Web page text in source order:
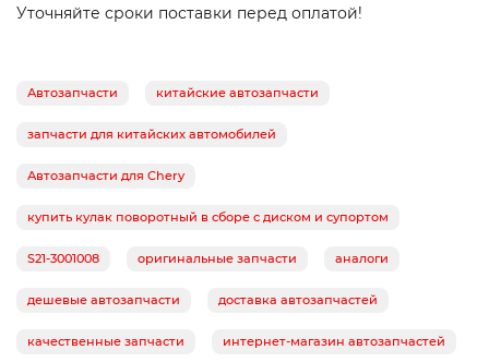
Уточняйте сроки поставки перед оплатой!
Автозапчасти китайские автозапчасти
запчасти для китайских автомобилей
Автозапчасти для Chery
купить кулак поворотный в сборе с диском и супортом
S21-3001008 оригинальные запчасти аналоги
дешевые автозапчасти доставка автозапчастей
качественные запчасти интернет-магазин автозапчастей